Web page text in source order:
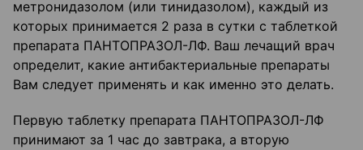
метронидазолом (или тинидазолом), каждый из
которых принимается 2 раза в сутки с таблеткой
препарата ПАНТОПРАЗОЛ-ЛФ. Ваш лечащий врач
определит, какие антибактериальные препараты
Вам следует применять и как именно это делать.
Первую таблетку препарата ПАНТОПРАЗОЛ-ЛФ
принимают за 1 час до завтрака, а вторую